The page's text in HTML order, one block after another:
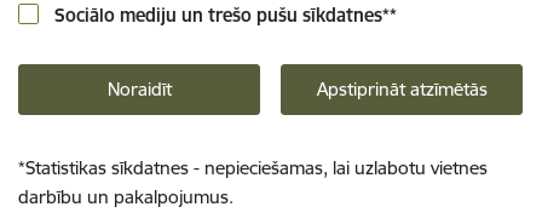
Sociālo mediju un trešo pušu sīkdatnes**
Noraidīt Apstiprināt atzīmētās
*Statistikas sīkdatnes - nepieciešamas, lai uzlabotu vietnes
darbību un pakalpojumus.